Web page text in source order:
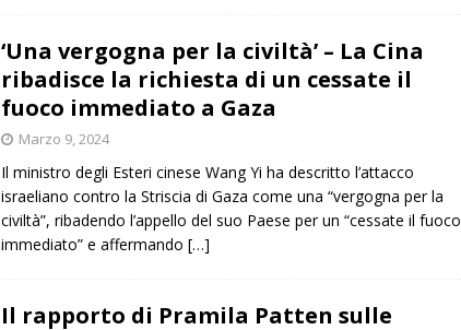
‘Una vergogna per la civiltà’ – La Cina
ribadisce la richiesta di un cessate il
fuoco immediato a Gaza
Marzo 9, 2024
Il ministro degli Esteri cinese Wang Yi ha descritto l’attacco
israeliano contro la Striscia di Gaza come una “vergogna per la
civiltà”, ribadendo l’appello del suo Paese per un “cessate il fuoco
immediato” e affermando […]
Il rapporto di Pramila Patten sulle